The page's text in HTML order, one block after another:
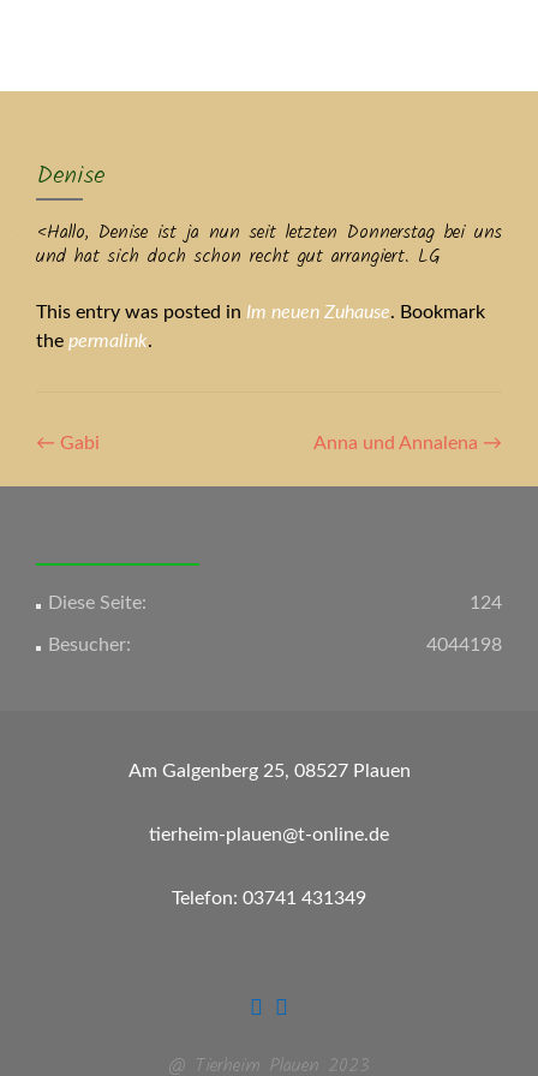
Denise
<Hallo, Denise ist ja nun seit letzten Donnerstag bei uns
und hat sich doch schon recht gut arrangiert. LG
This entry was posted in Im neuen Zuhause. Bookmark
the permalink.
Artikel-
Navigation
← Gabi Anna und Annalena →
124
Diese Seite:
4044198
Besucher:
Am Galgenberg 25, 08527 Plauen
tierheim-plauen@t-online.de
Telefon: 03741 431349
@ Tierheim Plauen 2023